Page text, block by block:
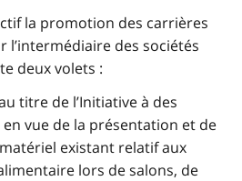
la promotion des carrières
l’intermédiaire des sociétés
deux volets :
titre de l’Initiative à des
vue de la présentation et de
existant relatif aux
lors de salons, de